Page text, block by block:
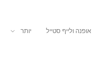
אופנה ולייף סטייל יותר